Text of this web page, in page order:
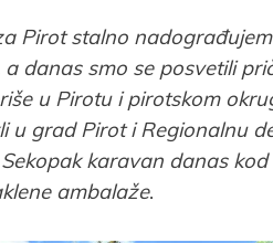
Pirot stalno
danas smo se posvetili
u Pirotu i pirotskom
u grad Pirot i Regionalnu
karavan danas
ambalaže.